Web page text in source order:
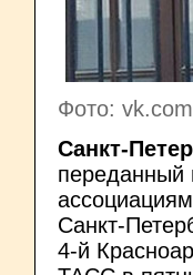
Фото:
Санкт-
переданный
Санкт-
4-й